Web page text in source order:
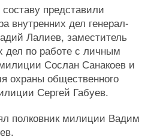
представили
внутренних дел генерал-
Лалиев, заместитель
дел по работе с личным
Сослан Санакоев и
охраны общественного
Сергей Габуев.
полковник милиции Вадим